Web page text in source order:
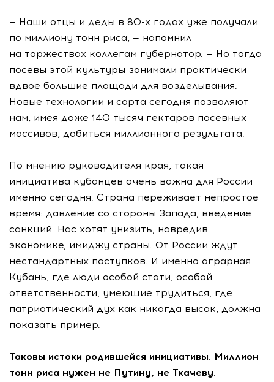
— Наши отцы и деды в 80-х годах уже получали
по миллиону тонн риса, — напомнил
на торжествах коллегам губернатор. — Но тогда
посевы этой культуры занимали практически
вдвое большие площади для возделывания.
Новые технологии и сорта сегодня позволяют
нам, имея даже 140 тысяч гектаров посевных
массивов, добиться миллионного результата.
По мнению руководителя края, такая
инициатива кубанцев очень важна для России
именно сегодня. Страна переживает непростое
время: давление со стороны Запада, введение
санкций. Нас хотят унизить, навредив
экономике, имиджу страны. От России ждут
нестандартных поступков. И именно аграрная
Кубань, где люди особой стати, особой
ответственности, умеющие трудиться, где
патриотический дух как никогда высок, должна
показать пример.
Таковы истоки родившейся инициативы. Миллион
тонн риса нужен не Путину, не Ткачеву.